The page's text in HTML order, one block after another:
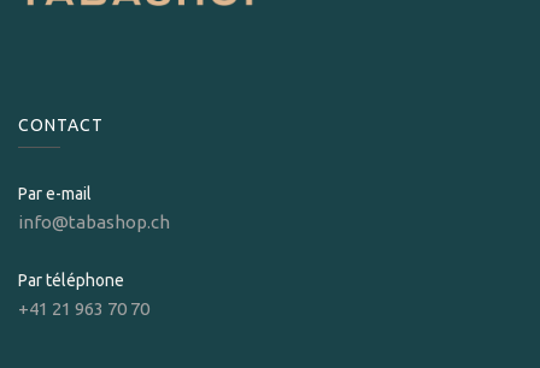
CONTACT
Par e-mail
info@tabashop.ch
Par téléphone
+41 21 963 70 70